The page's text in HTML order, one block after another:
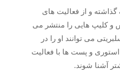
اشتراک گذاشته و از فعالیت‌ های
و کلیپ هایی را منتشر می
می توانند او را در
استوری و پست ها با فعالیت
آشنا شوند.